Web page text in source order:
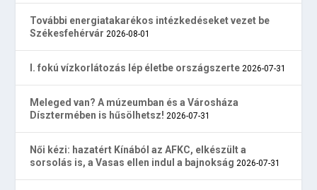
További energiatakarékos intézkedéseket vezet be
Székesfehérvár 2026-08-01
I. fokú vízkorlátozás lép életbe országszerte 2026-07-31
Meleged van? A múzeumban és a Városháza
Dísztermében is hűsölhetsz! 2026-07-31
Női kézi: hazatért Kínából az AFKC, elkészült a
sorsolás is, a Vasas ellen indul a bajnokság 2026-07-31